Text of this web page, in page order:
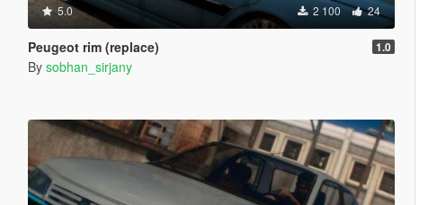
5.0 2 100 24
Peugeot rim (replace) 1.0
By sobhan_sirjany